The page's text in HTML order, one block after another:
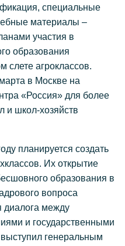
специальные
материалы –
участия в
образования
слете агроклассов.
в Москве на
«Россия» для более
и школ-хозяйств
планируется создать
Их открытие
образования в
вопроса
диалога между
и государственными
выступил генеральным